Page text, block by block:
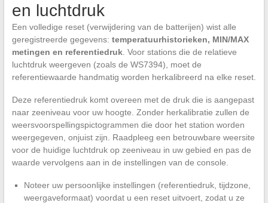
en luchtdruk
Een volledige reset (verwijdering van de batterijen) wist alle
geregistreerde gegevens: temperatuurhistorieken, MIN/MAX
metingen en referentiedruk. Voor stations die de relatieve
luchtdruk weergeven (zoals de WS7394), moet de
referentiewaarde handmatig worden herkalibreerd na elke reset.
Deze referentiedruk komt overeen met de druk die is aangepast
naar zeeniveau voor uw hoogte. Zonder herkalibratie zullen de
weersvoorspellingspictogrammen die door het station worden
weergegeven, onjuist zijn. Raadpleeg een betrouwbare weersite
voor de huidige luchtdruk op zeeniveau in uw gebied en pas de
waarde vervolgens aan in de instellingen van de console.
Noteer uw persoonlijke instellingen (referentiedruk, tijdzone,
weergaveformaat) voordat u een reset uitvoert, zodat u ze